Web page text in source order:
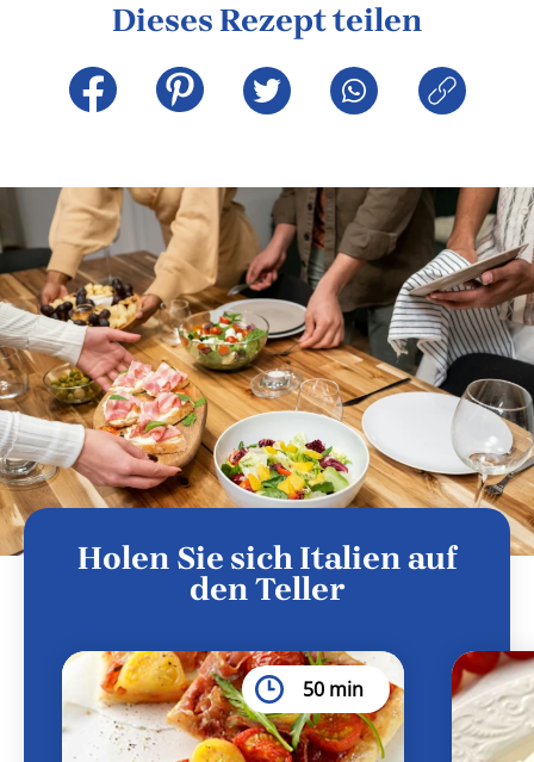
Dieses Rezept teilen
Holen Sie sich Italien auf
den Teller
50 min